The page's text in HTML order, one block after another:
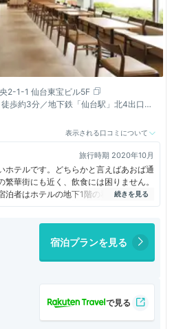
2-1-1 仙台東宝ビル5F
歩約3分／地下鉄「仙台駅」北4出口よ
表示される口コミについて
旅行時期 2020年10月
ホテルです。どちらかと言えばあおば通
華街にも近く、飲食には困りません。
泊者はホテルの地下1階の和食のお店が
宿泊プランを見る